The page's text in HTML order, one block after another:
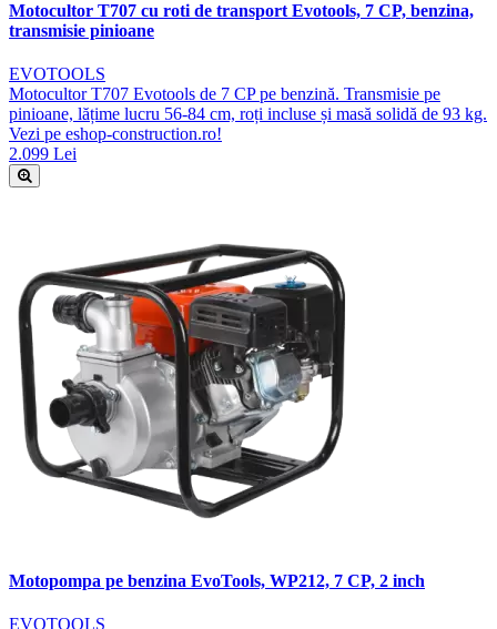
Motocultor T707 cu roti de transport Evotools, 7 CP, benzina,
transmisie pinioane
EVOTOOLS
Motocultor T707 Evotools de 7 CP pe benzină. Transmisie pe
pinioane, lățime lucru 56-84 cm, roți incluse și masă solidă de 93 kg.
Vezi pe eshop-construction.ro!
2.099 Lei
Motopompa pe benzina EvoTools, WP212, 7 CP, 2 inch
EVOTOOLS